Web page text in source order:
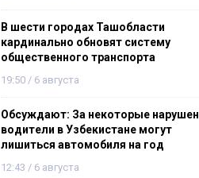
В шести городах Ташобласти
кардинально обновят систему
общественного транспорта
19:50 / 6 августа
Обсуждают: За некоторые
водители в Узбекистане могут
лишиться автомобиля на год
12:43 / 6 августа